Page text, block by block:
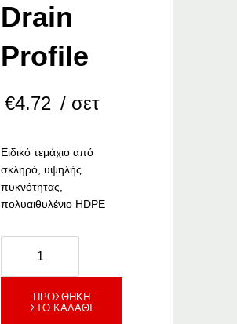
Drain
Profile
€4.72 / σετ
Ειδικό τεμάχιο από
σκληρό, υψηλής
πυκνότητας,
πολυαιθυλένιο HDPE
Profile
ποσότηταΠΡΟΣΘΉΚΗ
ΣΤΟ ΚΑΛΆΘΙ